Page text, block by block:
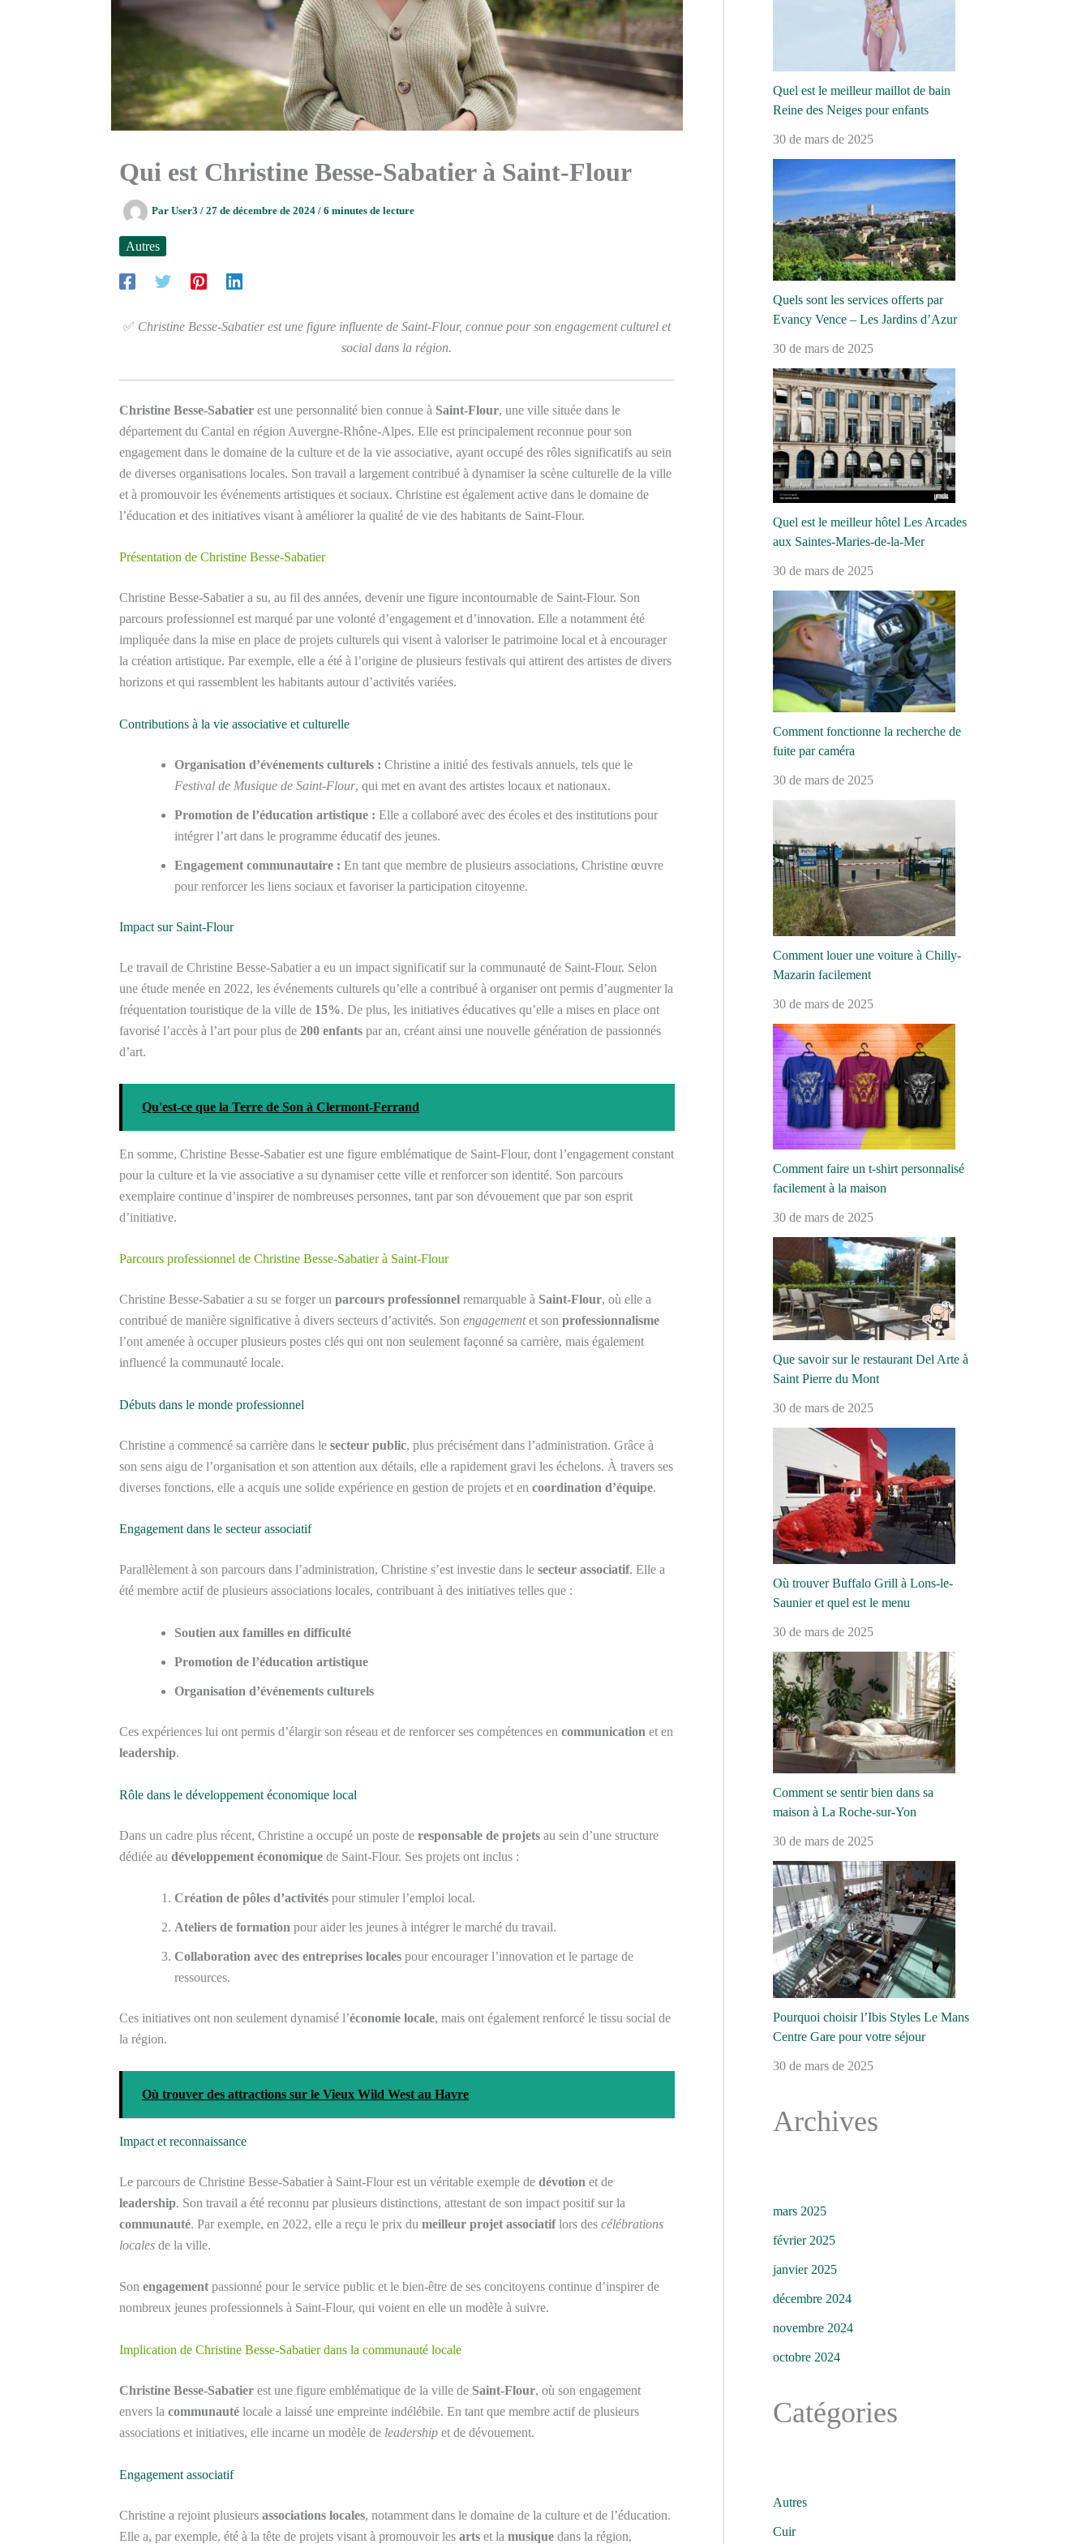
Qui est Christine Besse-Sabatier à Saint-Flour
Par User3 / 27 de décembre de 2024 / 6 minutes de lecture
Autres
✅ Christine Besse-Sabatier est une figure influente de Saint-Flour, connue pour son engagement culturel et
social dans la région.
Christine Besse-Sabatier est une personnalité bien connue à Saint-Flour, une ville située dans le
département du Cantal en région Auvergne-Rhône-Alpes. Elle est principalement reconnue pour son
engagement dans le domaine de la culture et de la vie associative, ayant occupé des rôles significatifs au sein
de diverses organisations locales. Son travail a largement contribué à dynamiser la scène culturelle de la ville
et à promouvoir les événements artistiques et sociaux. Christine est également active dans le domaine de
l’éducation et des initiatives visant à améliorer la qualité de vie des habitants de Saint-Flour.
Présentation de Christine Besse-Sabatier
Christine Besse-Sabatier a su, au fil des années, devenir une figure incontournable de Saint-Flour. Son
parcours professionnel est marqué par une volonté d’engagement et d’innovation. Elle a notamment été
impliquée dans la mise en place de projets culturels qui visent à valoriser le patrimoine local et à encourager
la création artistique. Par exemple, elle a été à l’origine de plusieurs festivals qui attirent des artistes de divers
horizons et qui rassemblent les habitants autour d’activités variées.
Contributions à la vie associative et culturelle
Organisation d’événements culturels : Christine a initié des festivals annuels, tels que le
Festival de Musique de Saint-Flour, qui met en avant des artistes locaux et nationaux.
Promotion de l’éducation artistique : Elle a collaboré avec des écoles et des institutions pour
intégrer l’art dans le programme éducatif des jeunes.
Engagement communautaire : En tant que membre de plusieurs associations, Christine œuvre
pour renforcer les liens sociaux et favoriser la participation citoyenne.
Impact sur Saint-Flour
Le travail de Christine Besse-Sabatier a eu un impact significatif sur la communauté de Saint-Flour. Selon
une étude menée en 2022, les événements culturels qu’elle a contribué à organiser ont permis d’augmenter la
fréquentation touristique de la ville de 15%. De plus, les initiatives éducatives qu’elle a mises en place ont
favorisé l’accès à l’art pour plus de 200 enfants par an, créant ainsi une nouvelle génération de passionnés
d’art.
Qu'est-ce que la Terre de Son à Clermont-Ferrand
En somme, Christine Besse-Sabatier est une figure emblématique de Saint-Flour, dont l’engagement constant
pour la culture et la vie associative a su dynamiser cette ville et renforcer son identité. Son parcours
exemplaire continue d’inspirer de nombreuses personnes, tant par son dévouement que par son esprit
d’initiative.
Parcours professionnel de Christine Besse-Sabatier à Saint-Flour
Christine Besse-Sabatier a su se forger un parcours professionnel remarquable à Saint-Flour, où elle a
contribué de manière significative à divers secteurs d’activités. Son engagementet son professionnalisme
l’ont amenée à occuper plusieurs postes clés qui ont non seulement façonné sa carrière, mais également
influencé la communauté locale.
Débuts dans le monde professionnel
Christine a commencé sa carrière dans le secteur public, plus précisément dans l’administration. Grâce à
son sens aigu de l’organisation et son attention aux détails, elle a rapidement gravi les échelons. À travers ses
diverses fonctions, elle a acquis une solide expérience en gestion de projets et en coordination d’équipe.
Engagement dans le secteur associatif
Parallèlement à son parcours dans l’administration, Christine s’est investie dans le secteur associatif. Elle a
été membre actif de plusieurs associations locales, contribuant à des initiatives telles que :
Soutien aux familles en difficulté
Promotion de l’éducation artistique
Organisation d’événements culturels
Ces expériences lui ont permis d’élargir son réseau et de renforcer ses compétences en communication et en
leadership.
Rôle dans le développement économique local
Dans un cadre plus récent, Christine a occupé un poste de responsable de projets au sein d’une structure
dédiée au développement économique de Saint-Flour. Ses projets ont inclus :
Création de pôles d’activités pour stimuler l’emploi local.
Ateliers de formation pour aider les jeunes à intégrer le marché du travail.
Collaboration avec des entreprises locales pour encourager l’innovation et le partage de
ressources.
Ces initiatives ont non seulement dynamisé l’économie locale, mais ont également renforcé le tissu social de
la région.
Où trouver des attractions sur le Vieux Wild West au Havre
Impact et reconnaissance
Le parcours de Christine Besse-Sabatier à Saint-Flour est un véritable exemple de dévotion et de
leadership. Son travail a été reconnu par plusieurs distinctions, attestant de son impact positif sur la
communauté. Par exemple, en 2022, elle a reçu le prix du meilleur projet associatiflors des célébrations
locales de la ville.
Son engagement passionné pour le service public et le bien-être de ses concitoyens continue d’inspirer de
nombreux jeunes professionnels à Saint-Flour, qui voient en elle un modèle à suivre.
Implication de Christine Besse-Sabatier dans la communauté locale
Christine Besse-Sabatier est une figure emblématique de la ville de Saint-Flour, où son engagement
envers la communauté locale a laissé une empreinte indélébile. En tant que membre actif de plusieurs
associations et initiatives, elle incarne un modèle de leadership et de dévouement.
Engagement associatif
Christine a rejoint plusieurs associations locales, notamment dans le domaine de la culture et de l’éducation.
Elle a, par exemple, été à la tête de projets visant à promouvoir les arts et la musique dans la région,
Quel est le meilleur maillot de bain
Reine des Neiges pour enfants
30 de mars de 2025
Quels sont les services offerts par
Evancy Vence – Les Jardins d’Azur
30 de mars de 2025
Quel est le meilleur hôtel Les Arcades
aux Saintes-Maries-de-la-Mer
30 de mars de 2025
Comment fonctionne la recherche de
fuite par caméra
30 de mars de 2025
Comment louer une voiture à Chilly-
Mazarin facilement
30 de mars de 2025
Comment faire un t-shirt personnalisé
facilement à la maison
30 de mars de 2025
Que savoir sur le restaurant Del Arte à
Saint Pierre du Mont
30 de mars de 2025
Où trouver Buffalo Grill à Lons-le-
Saunier et quel est le menu
30 de mars de 2025
Comment se sentir bien dans sa
maison à La Roche-sur-Yon
30 de mars de 2025
Pourquoi choisir l’Ibis Styles Le Mans
Centre Gare pour votre séjour
30 de mars de 2025
Archives
mars 2025
février 2025
janvier 2025
décembre 2024
novembre 2024
octobre 2024
Catégories
Autres
Cuir